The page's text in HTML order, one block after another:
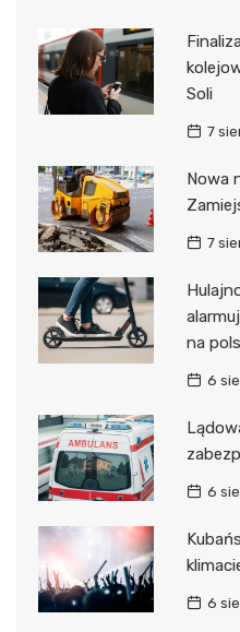
Soli
7
Nowa
7
na
6
6
6